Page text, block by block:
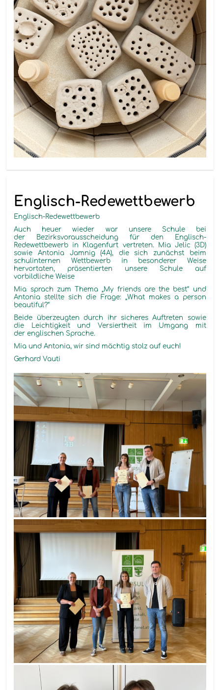
Englisch-Redewettbewerb
Englisch-Redewettbewerb
Auch heuer wieder war unsere Schule bei
der Bezirksvorausscheidung für den Englisch-
Redewettbewerb in Klagenfurt vertreten. Mia Jelic (3D)
sowie Antonia Jamnig (4A), die sich zunächst beim
schulinternen Wettbewerb in besonderer Weise
hervortaten, präsentierten unsere Schule auf
vorbildliche Weise
Mia sprach zum Thema „My friends are the best“ und
Antonia stellte sich die Frage: „What makes a person
beautiful?“
Beide überzeugten durch ihr sicheres Auftreten sowie
die Leichtigkeit und Versiertheit im Umgang mit
der englischen Sprache.
Mia und Antonia, wir sind mächtig stolz auf euch!
Gerhard Vauti